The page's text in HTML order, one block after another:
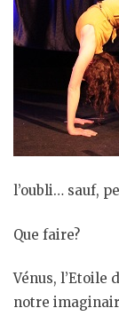
l’oubli… sauf,
Que faire?
Vénus, l’Etoile
notre